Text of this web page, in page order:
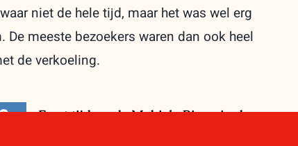
niet de hele tijd, maar het was wel erg
De meeste bezoekers waren dan ook heel
de verkoeling.
Feest tijdens de Mobiele Bingo in de